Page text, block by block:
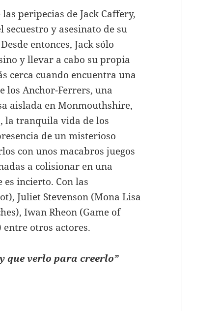
peripecias de Jack Caffery,
y asesinato de su
entonces, Jack sólo
y llevar a cabo su propia
cerca cuando encuentra una
los Anchor-Ferrers, una
aislada en Monmouthshire,
la tranquila vida de los
de un misterioso
con unos macabros juegos
a colisionar en una
incierto. Con las
Juliet Stevenson (Mona Lisa
Iwan Rheon (Game of
entre otros actores.
que verlo para creerlo”